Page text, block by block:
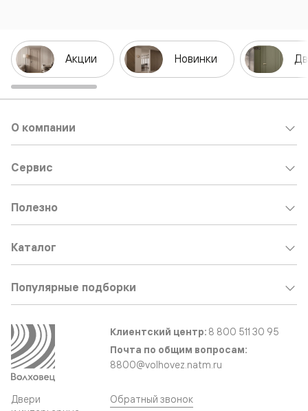
Акции Новинки
Двери
О компании
Сервис
Полезно
Каталог
Популярные подборки
Клиентский центр: 8 800 511 30 95
Почта по общим вопросам:
8800@volhovez.natm.ru
Обратный звонок